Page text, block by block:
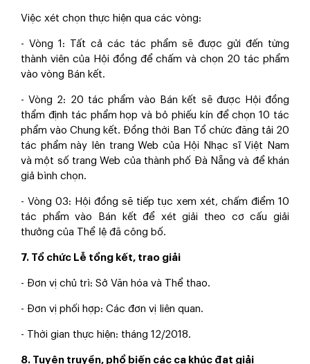
Việc xét chọn thực hiện qua các vòng:
- Vòng 1: Tất cả các tác phẩm sẽ được gửi đến từng
thành viên của Hội đồng để chấm và chọn 20 tác phẩm
vào vòng Bán kết.
- Vòng 2: 20 tác phẩm vào Bán kết sẽ được Hội đồng
thẩm định tác phẩm họp và bỏ phiếu kín để chọn 10 tác
phẩm vào Chung kết. Đồng thời Ban Tổ chức đăng tải 20
tác phẩm này lên trang Web của Hội Nhạc sĩ Việt Nam
và một số trang Web của thành phố Đà Nẵng và để khán
giả bình chọn.
- Vòng 03: Hội đồng sẽ tiếp tục xem xét, chấm điểm 10
tác phẩm vào Bán kết để xét giải theo cơ cấu giải
thưởng của Thể lệ đã công bố.
7. Tổ chức Lễ tổng kết, trao giải
- Đơn vị chủ trì: Sở Văn hóa và Thể thao.
- Đơn vị phối hợp: Các đơn vị liên quan.
- Thời gian thực hiện: tháng 12/2018.
8. Tuyên truyền, phổ biến các ca khúc đạt giải